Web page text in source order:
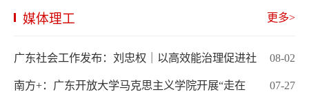
媒体理工 更多>
08-02
广东社会工作发布：刘忠权｜以高效能治理促进社
07-27
南方+：广东开放大学马克思主义学院开展“走在